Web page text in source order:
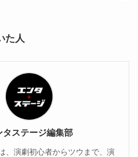
た人
タステージ編集部
、演劇初心者からツウまで、演